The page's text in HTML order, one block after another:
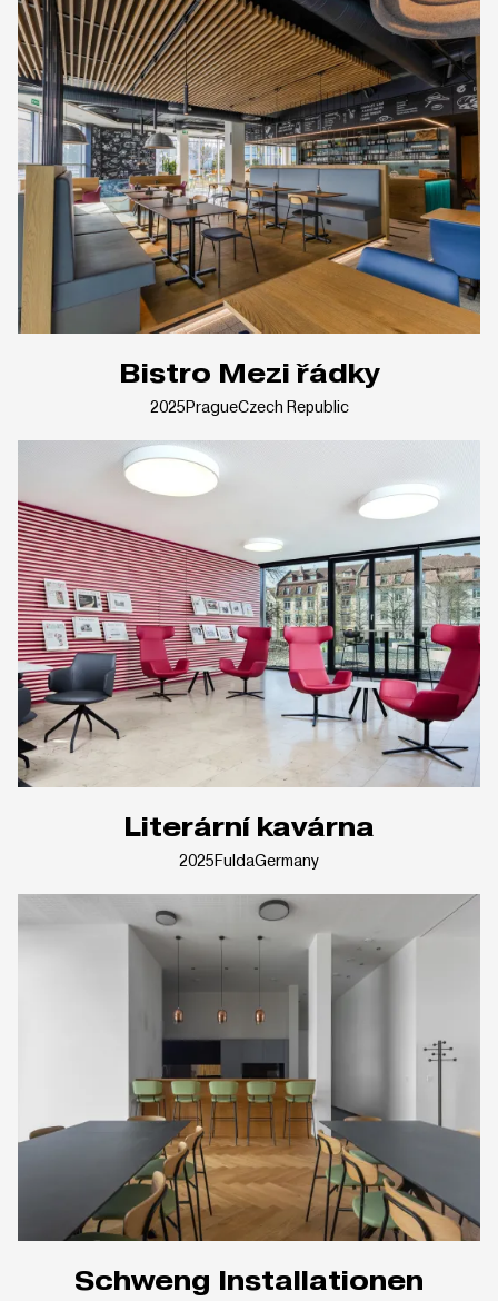
Bistro Mezi řádky
2025PragueCzech Republic
Literární kavárna
2025FuldaGermany
Schweng Installationen